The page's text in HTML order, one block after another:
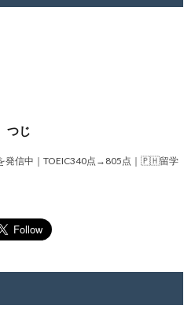
つじ
発信中｜TOEIC340点→805点｜🇵🇭留学